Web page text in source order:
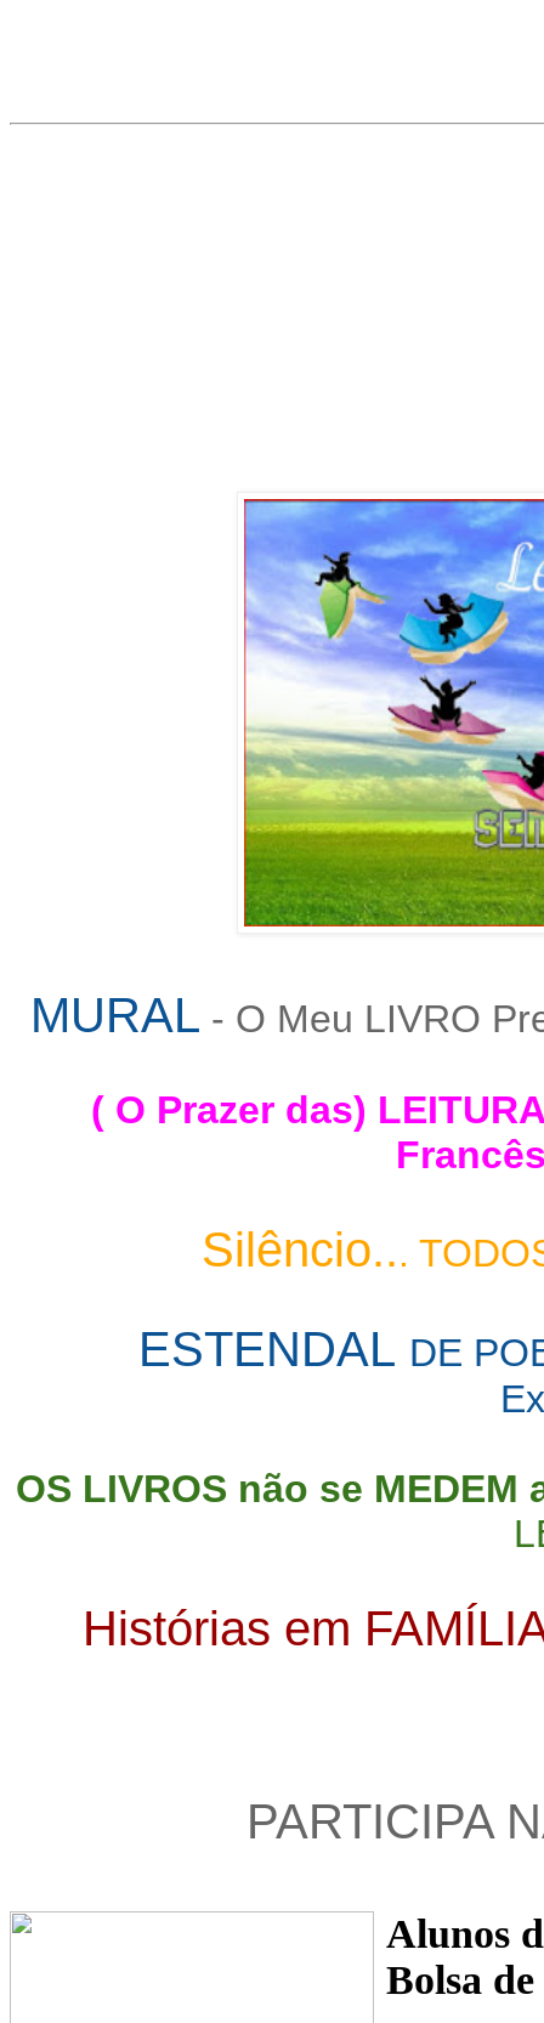
MURAL - O Meu LIVRO
( O Prazer das)
Silêncio...
ESTENDAL DE
OS LIVROS não se MEDEM
Histórias em
PARTICIPA
Alunos
Bolsa